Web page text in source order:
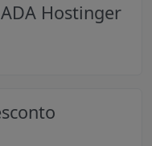
Hostinger